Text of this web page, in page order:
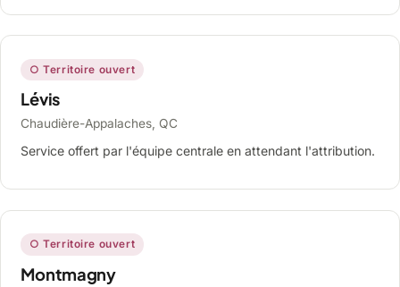
○ Territoire ouvert
Lévis
Chaudière-Appalaches, QC
Service offert par l'équipe centrale en attendant l'attribution.
○ Territoire ouvert
Montmagny